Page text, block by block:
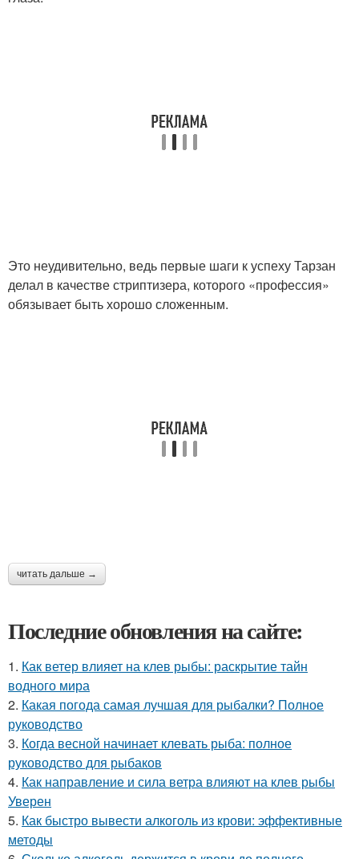
Это неудивительно, ведь первые шаги к успеху Тарзан
делал в качестве стриптизера, которого «профессия»
обязывает быть хорошо сложенным.
читать дальше →
Последние обновления на сайте:
1. Как ветер влияет на клев рыбы: раскрытие тайн
водного мира
2. Какая погода самая лучшая для рыбалки? Полное
руководство
3. Когда весной начинает клевать рыба: полное
руководство для рыбаков
4. Как направление и сила ветра влияют на клев рыбы
Уверен
5. Как быстро вывести алкоголь из крови: эффективные
методы